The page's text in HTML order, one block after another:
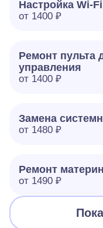
Настройка Wi-
от 1400 ₽
Ремонт пульта
управления
от 1400 ₽
Замена
от 1480 ₽
Ремонт
от 1490 ₽